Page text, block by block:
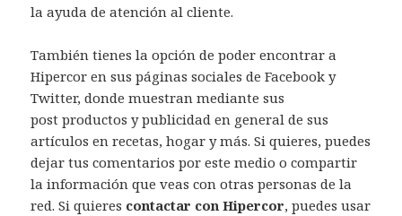
la ayuda de atención al cliente.
También tienes la opción de poder encontrar a
Hipercor en sus páginas sociales de Facebook y
Twitter, donde muestran mediante sus
post productos y publicidad en general de sus
artículos en recetas, hogar y más. Si quieres, puedes
dejar tus comentarios por este medio o compartir
la información que veas con otras personas de la
red. Si quieres contactar con Hipercor, puedes usar